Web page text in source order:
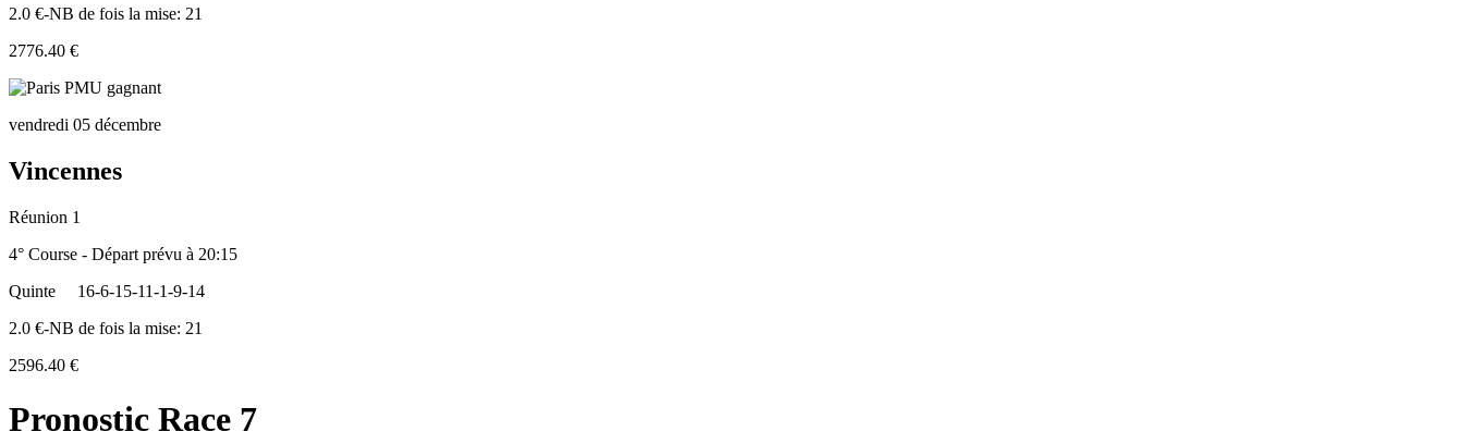
2.0 €-NB de fois la mise: 21
2776.40 €
vendredi 05 décembre
Vincennes
Réunion 1
4° Course - Départ prévu à 20:15
Quinte
16-6-15-11-1-9-14
2.0 €-NB de fois la mise: 21
2596.40 €
Pronostic Race 7